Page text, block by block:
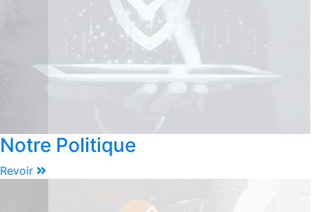
Notre Politique
Revoir